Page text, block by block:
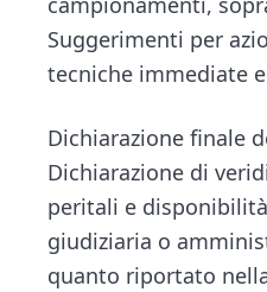
Suggerimenti per
tecniche immediate
Dichiarazione finale
Dichiarazione di
peritali e
giudiziaria o
quanto riportato